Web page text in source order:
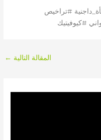
#تراخيص
#كيوفيتيك
المقالة التالية ←